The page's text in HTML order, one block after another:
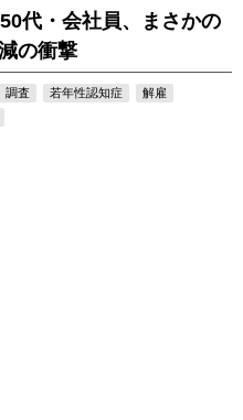
代・会社員、まさかの
の衝撃
調査 若年性認知症
解雇